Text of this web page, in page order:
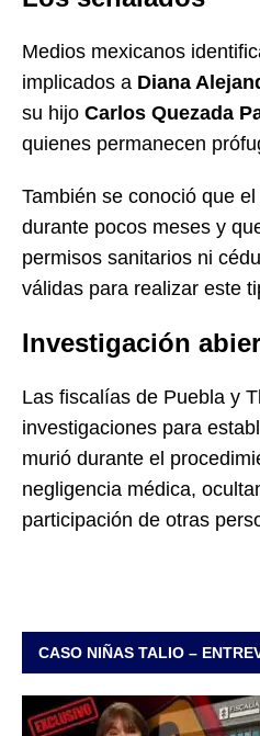
Medios mexicanos
implicados a Diana
su hijo Carlos Quezada
quienes permanecen
También se conoció que
durante pocos meses y
permisos sanitarios ni
válidas para realizar este
Investigación
Las fiscalías de Puebla y
investigaciones para
murió durante el
negligencia médica,
participación de otras
CASO NIÑAS TALIO –